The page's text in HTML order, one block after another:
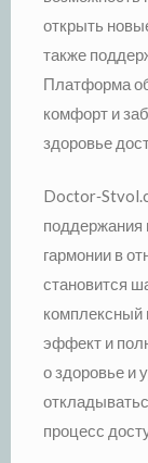
открыть
также
Платформа
комфорт и
здоровье
поддержания
гармонии в
становится
комплексный
эффект и
о здоровье и
процесс